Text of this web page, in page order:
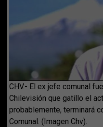
CHV.- El ex jefe comunal
Chilevisión que gatillo el
probablemente, terminará
Comunal. (Imagen Chv).